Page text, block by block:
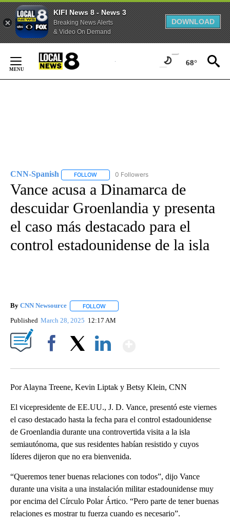
KIFI News 8 - News 3
Breaking News Alerts
& Video On Demand
DOWNLOAD
Content
68°
CNN-Spanish FOLLOW FOLLOW "CNN-SPANISH" TO RECEIVE
0 Followers
Vance acusa a Dinamarca de
descuidar Groenlandia y presenta
el caso más destacado para el
control estadounidense de la isla
By CNN Newsource FOLLOW
Published March 28, 2025 12:17 AM
Por Alayna Treene, Kevin Liptak y Betsy Klein, CNN
El vicepresidente de EE.UU., J. D. Vance, presentó este viernes
el caso destacado hasta la fecha para el control estadounidense
de Groenlandia durante una controvertida visita a la isla
semiautónoma, que sus residentes habían resistido y cuyos
líderes dijeron que no era bienvenida.
“Queremos tener buenas relaciones con todos”, dijo Vance
durante una visita a una instalación militar estadounidense muy
por encima del Círculo Polar Ártico. “Pero parte de tener buenas
relaciones es mostrar tu fuerza cuando es necesario”.